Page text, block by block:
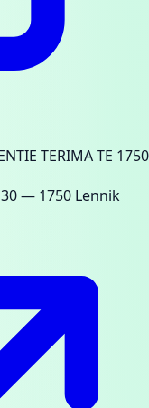
TERIMA TE 1750
— 1750 Lennik